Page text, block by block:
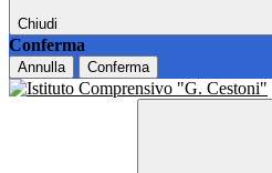
Chiudi
Conferma
Annulla Conferma